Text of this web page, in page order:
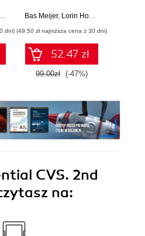
Andrew S. Tanenbaum, Herbert Bos
dni)
instalowanie
Wydanie III
Bas Meijer, Lorin Hochstein
(49,50 zł najniższa cena z 30 dni)
52.47 zł
99.00zł (-47%)
CVS. 2nd
na: